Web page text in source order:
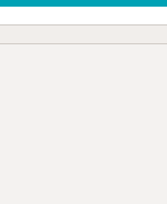
sol e nade na praia.